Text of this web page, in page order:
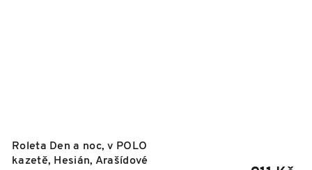
Roleta Den a noc, v POLO
kazetě, Hesián, Arašídové